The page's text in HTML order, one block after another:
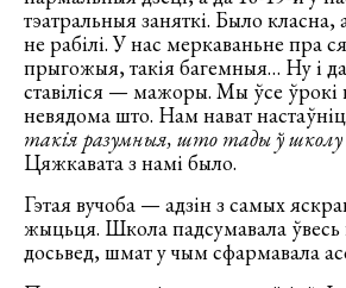
тэатральныя заняткі. Было
не рабілі. У нас меркаваньне пра
прыгожыя, такія багемныя… Ну і
ставіліся — мажоры. Мы ўсе ўрокі
невядома што. Нам нават
такія разумныя, што тады ў школу
Цяжкавата з намі было.
Гэтая вучоба — адзін з самых
жыцьця. Школа падсумавала ўвесь
досьвед, шмат у чым сфармавала